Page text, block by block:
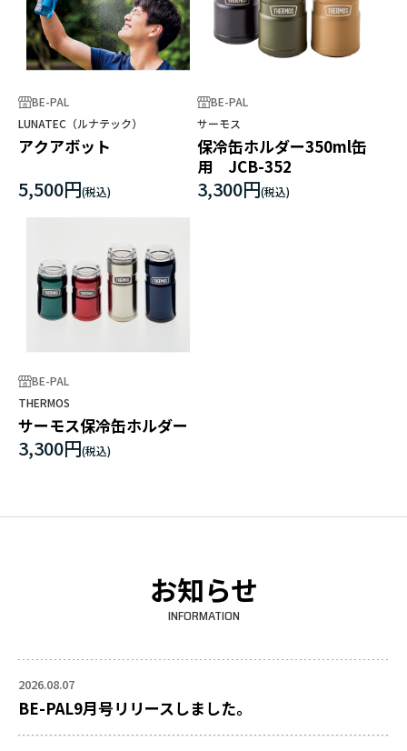
BE-PAL
LUNATEC（ルナテック）
アクアボット
5,500円
BE-PAL
サーモス
保冷缶ホルダー350ml缶
用 JCB-352
3,300円
BE-PAL
THERMOS
サーモス保冷缶ホルダー
3,300円
お知らせ
INFORMATION
2026.08.07
BE-PAL9月号リリースしました。